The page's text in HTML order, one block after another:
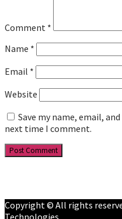
Comment *
Name *
Email *
Website
Save my name, email,
next time I comment.
Copyright © All rights